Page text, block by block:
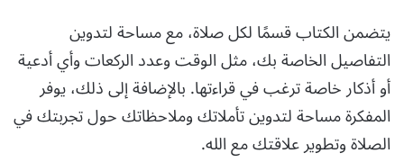
يتضمن الكتاب قسمًا لكل صلاة، مع مساحة لتدوين
التفاصيل الخاصة بك، مثل الوقت وعدد الركعات وأي أدعية
أو أذكار خاصة ترغب في قراءتها. بالإضافة إلى ذلك، يوفر
المفكرة مساحة لتدوين تأملاتك وملاحظاتك حول تجربتك في
الصلاة وتطوير علاقتك مع الله.